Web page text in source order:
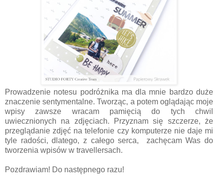
Prowadzenie notesu podróżnika ma dla mnie bardzo duże
znaczenie sentymentalne. Tworząc, a potem oglądając moje
wpisy zawsze wracam pamięcią do tych chwil
uwiecznionych na zdjęciach. Przyznam się szczerze, że
przeglądanie zdjęć na telefonie czy komputerze nie daje mi
tyle radości, dlatego, z całego serca, zachęcam Was do
tworzenia wpisów w travellersach.
Pozdrawiam! Do następnego razu!